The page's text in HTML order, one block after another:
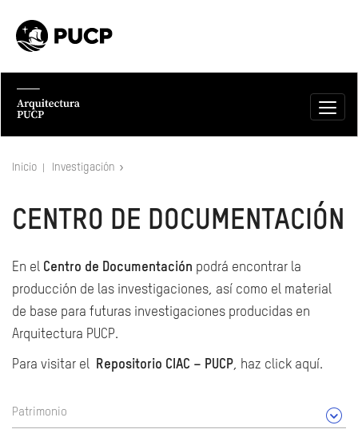
Inicio Investigación
CENTRO DE DOCUMENTACIÓN
En el Centro de Documentación podrá encontrar la
producción de las investigaciones, así como el material
de base para futuras investigaciones producidas en
Arquitectura PUCP.
Para visitar el Repositorio CIAC – PUCP, haz click aquí.
Patrimonio